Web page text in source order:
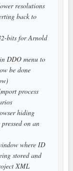
resolutions
back to
bits for Arnold
DDO menu to
be done
process
hiding
on an
where ID
stored and
XML